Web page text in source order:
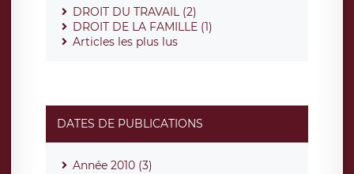
DROIT DU TRAVAIL (2)
DROIT DE LA FAMILLE (1)
Articles les plus lus
DATES DE PUBLICATIONS
Année 2010 (3)